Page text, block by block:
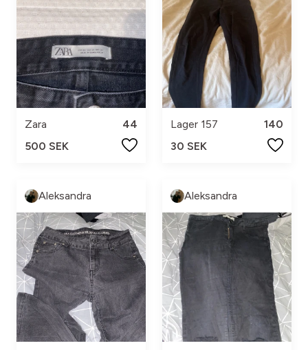
Zara
44
500 SEK
Lager 157
140
30 SEK
Aleksandra Aleksandra